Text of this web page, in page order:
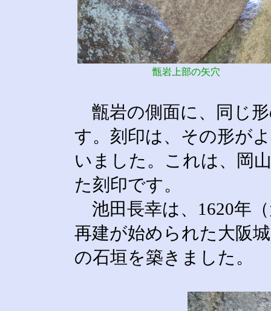
甑岩上部の矢穴
甑岩の側面に、同じ
す。刻印は、その形が
いました。これは、岡
た刻印です。
池田長幸は、1620年
再建が始められた大阪
の石垣を築きました。